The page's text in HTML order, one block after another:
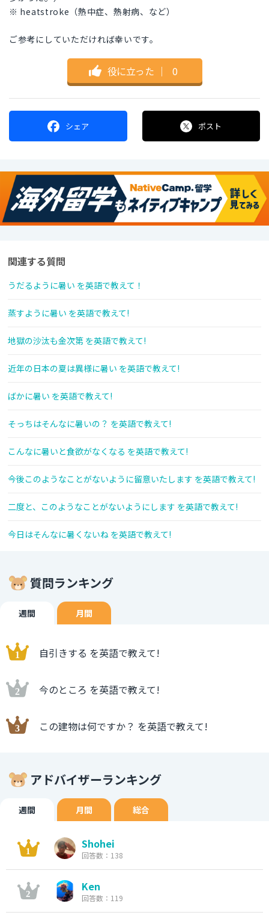
※ heatstroke（熱中症、熱射病、など）
ご参考にしていただければ幸いです。
役に立った ｜ 0
シェア ポスト
関連する質問
うだるように暑い を英語で教えて！
蒸すように暑い を英語で教えて!
地獄の沙汰も金次第 を英語で教えて!
近年の日本の夏は異様に暑い を英語で教えて!
ばかに暑い を英語で教えて!
そっちはそんなに暑いの？ を英語で教えて!
こんなに暑いと食欲がなくなる を英語で教えて!
今後このようなことがないように留意いたします を英語で教えて!
二度と、このようなことがないようにします を英語で教えて!
今日はそんなに暑くないね を英語で教えて!
質問ランキング
週間 月間
自引きする を英語で教えて!
今のところ を英語で教えて!
この建物は何ですか？ を英語で教えて!
アドバイザーランキング
週間 月間 総合
Shohei
回答数：138
Ken
回答数：119